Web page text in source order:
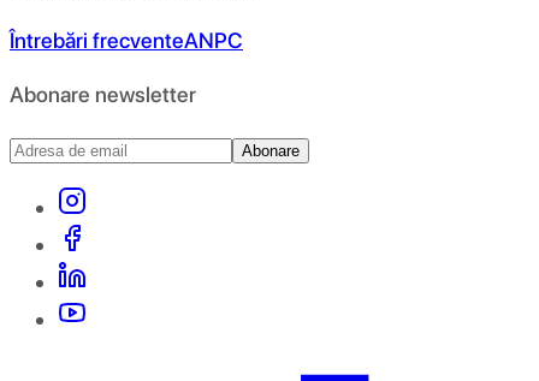
Întrebări frecventeANPC
Abonare newsletter
Abonare